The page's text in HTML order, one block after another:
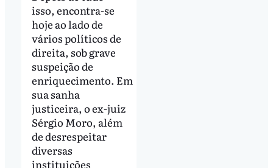
isso, encontra-se
hoje ao lado de
vários políticos de
direita, sob grave
suspeição de
enriquecimento. Em
sua sanha
justiceira, o ex-juiz
Sérgio Moro, além
de desrespeitar
diversas
instituições